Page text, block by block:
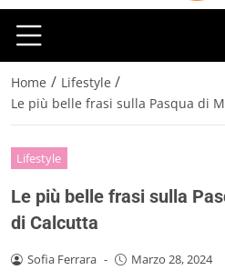
Home / Lifestyle /
Le più belle frasi sulla Pasqua di
Lifestyle
Le più belle frasi sulla
di Calcutta
Sofia Ferrara - Marzo 28, 2024